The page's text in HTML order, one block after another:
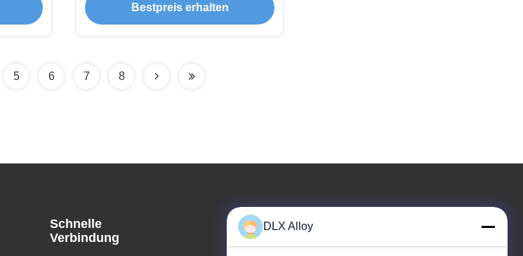
zertifiziert
Bestpreis erhalten
5 6 7 8
Schnelle
Verbindung
Unsere Adresse
Adresse des Unternehmens
DLX Alloy